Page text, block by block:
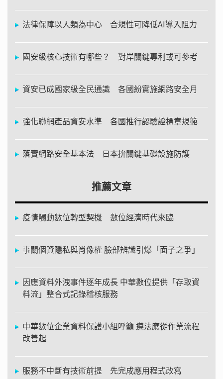
法律保障以人類為中心 合規性可降低AI導入阻力
國安級核心技術有哪些？ 對岸關鍵專利或可參考
資安已成國家級全民通識 各國紛實施網路安全月
強化聯網產品資安水準 各國推行認驗證標章規範
落實網路安全基本法 日本拚關鍵基礎設施防護
推薦文章
疫情觸動數位轉型契機 數位經濟時代來臨
事關個資隱私與肖像權 臉部辨識引爆「面子之爭」
因應資料外洩事件逐年成長 中華數位提供「存取資
料流」整合式記錄稽核服務
中華數位企業資料保護小組呼籲 遵法應從作業流程
改善起
服務不中斷有技術前提 先完成應用程式改寫